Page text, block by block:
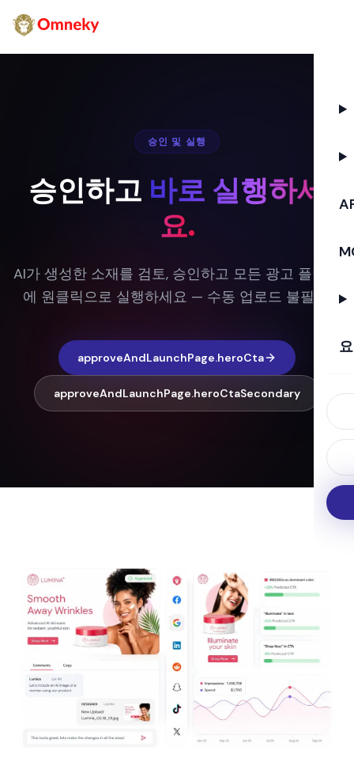
승인 및 실행
승인하고 바로 실행하세
요.
AI가 생성한 소재를 검토, 승인하고 모든 광고 플랫폼
에 원클릭으로 실행하세요 — 수동 업로드 불필요.
approveAndLaunchPage.heroCta
approveAndLaunchPage.heroCtaSecondary